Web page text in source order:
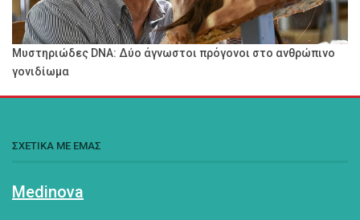
Μυστηριώδες DNA: Δύο άγνωστοι πρόγονοι στο ανθρώπινο
γονιδίωμα
ΣΧΕΤΙΚΑ ΜΕ ΕΜΑΣ
Medinova